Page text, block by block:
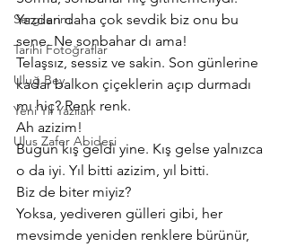
Sergilerim
Tarihi Fotoğraflar
Uluğ Bey
Yeni Yıl Yazıları
Ulus Zafer Abidesi
Yazdan daha çok sevdik biz onu bu
sene. Ne sonbahar dı ama!
Telaşsız, sessiz ve sakin. Son günlerine
kadar balkon çiçeklerin açıp durmadı
mı hiç? Renk renk.
Ah azizim!
Bugün kış geldi yine. Kış gelse yalnızca
o da iyi. Yıl bitti azizim, yıl bitti.
Biz de biter miyiz?
Yoksa, yediveren gülleri gibi, her
mevsimde yeniden renklere bürünür,